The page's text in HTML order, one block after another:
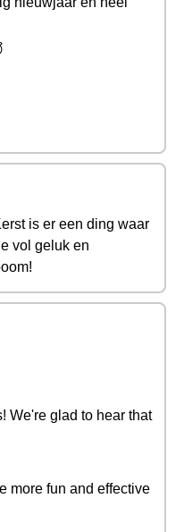
is er een ding waar
vol geluk en
We're glad to hear that
more fun and effective